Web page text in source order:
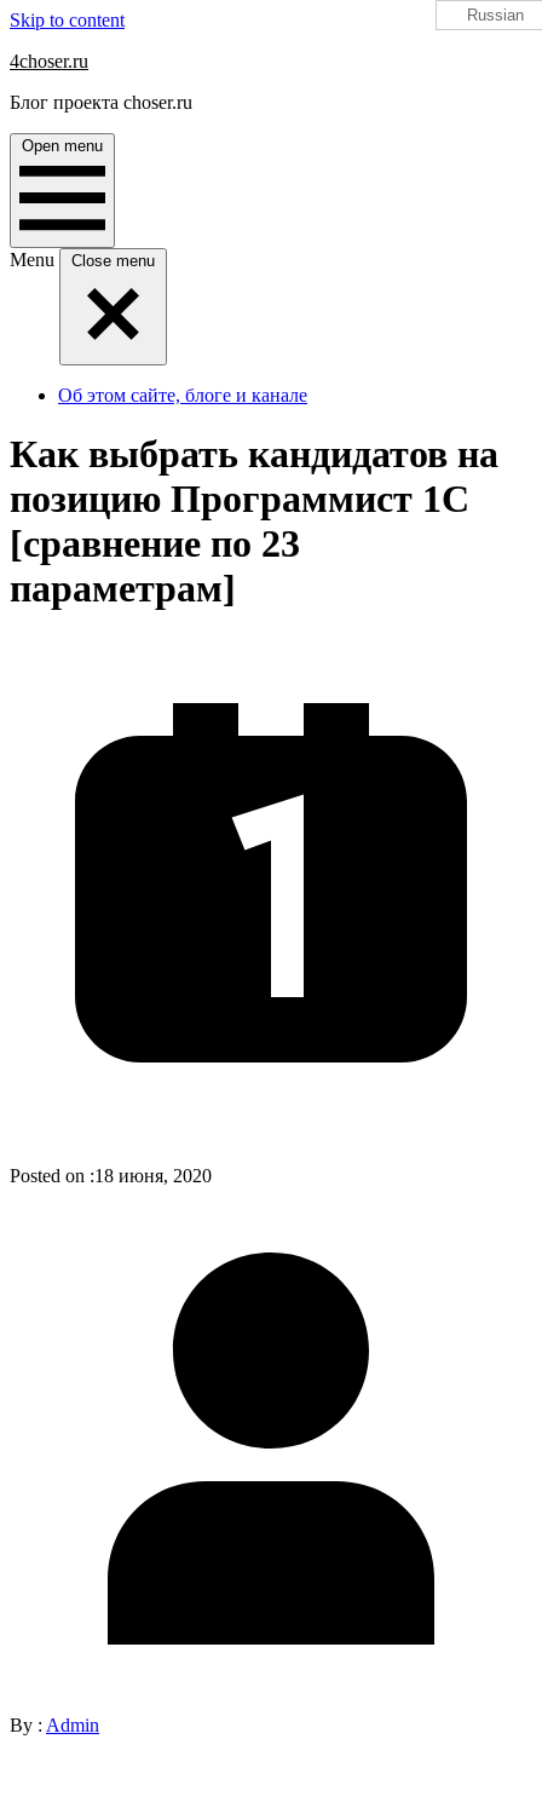
Skip to content
4choser.ru
Блог проекта choser.ru
Open menu
Menu Close menu
Об этом сайте, блоге и канале
Как выбрать кандидатов на
позицию Программист 1С
[сравнение по 23
параметрам]
Posted on :18 июня, 2020
By : Admin
Russian